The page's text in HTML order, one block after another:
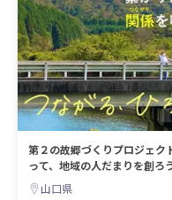
第２の故郷づくりプロジェク
って、地域の人だまりを創ろ
山口県